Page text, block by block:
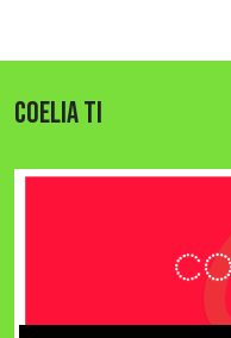
COELIA TI